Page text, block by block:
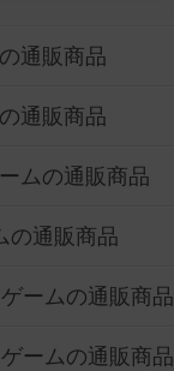
通販商品
通販商品
ムの通販商品
の通販商品
ームの通販商品
ームの通販商品